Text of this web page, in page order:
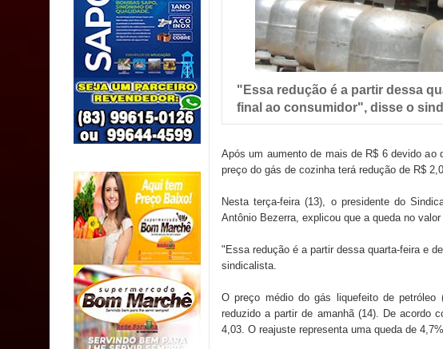
Vereador Davyd Matias reúne cerca de 200 lideranças em apoio à
Assembleia Legislativa
Mari marca presença no maior evento de saúde pública do planeta
SUS
MULUNGU: Servidora revela Perseguição na Gestão de Daniella
população
Caldas Brandão: IPMCB responde questionamentos da vereadora
são referentes a débitos históricos
"Essa redução é a partir dessa
final ao consumidor", disse o
Após um aumento de mais de R$ 6 devido
preço do gás de cozinha terá redução de R$
Nesta terça-feira (13), o presidente do
Antônio Bezerra, explicou que a queda no valor
"Essa redução é a partir dessa quarta-feira e
sindicalista.
O preço médio do gás liquefeito de petróleo
reduzido a partir de amanhã (14). De acordo
4,03. O reajuste representa uma queda de 4,7%.